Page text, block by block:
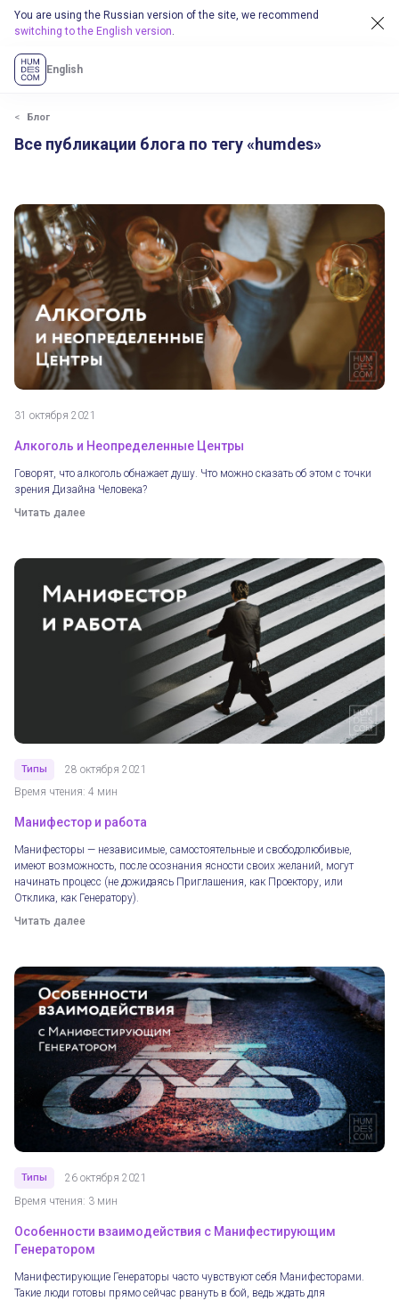
You are using the Russian version of the site, we recommend
switching to the English version.
English
Блог
Все публикации блога по тегу «humdes»
31 октября 2021
Алкоголь и Неопределенные Центры
Говорят, что алкоголь обнажает душу. Что можно сказать об этом с точки
зрения Дизайна Человека?
Читать далее
Типы
28 октября 2021
Время чтения: 4 мин
Манифестор и работа
Манифесторы — независимые, самостоятельные и свободолюбивые,
имеют возможность, после осознания ясности своих желаний, могут
начинать процесс (не дожидаясь Приглашения, как Проектору, или
Отклика, как Генератору).
Читать далее
Типы
26 октября 2021
Время чтения: 3 мин
Особенности взаимодействия с Манифестирующим
Генератором
Манифестирующие Генераторы часто чувствуют себя Манифесторами.
Такие люди готовы прямо сейчас рвануть в бой, ведь ждать для